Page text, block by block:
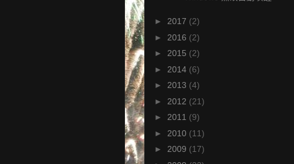
► 2017 (2)
► 2016 (2)
► 2015 (2)
► 2014 (6)
► 2013 (4)
► 2012 (21)
► 2011 (9)
► 2010 (11)
► 2009 (17)